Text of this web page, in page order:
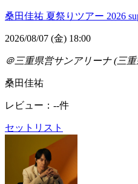
桑田佳祐 夏祭りツアー 2026
2026/08/07 (金) 18:00
＠三重県営サンアリーナ (三重
桑田佳祐
レビュー：--件
セットリスト